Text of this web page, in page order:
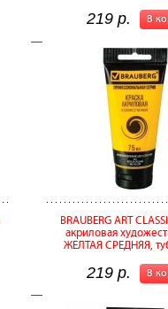
В
219 р.
BRAUBERG ART
акриловая
ЖЕЛТАЯ СРЕДНЯЯ,
В
219 р.